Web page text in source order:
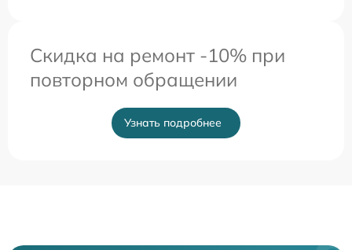
Скидка на ремонт -10% при
повторном обращении
Узнать подробнее